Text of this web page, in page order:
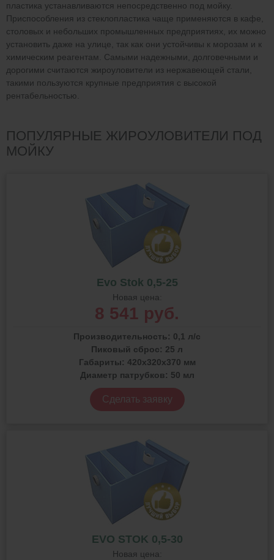
пластика устанавливаются непосредственно под мойку.
Приспособления из стеклопластика чаще применяются в кафе,
столовых и небольших промышленных предприятиях, их можно
установить даже на улице, так как они устойчивы к морозам и к
химическим реагентам. Самыми надежными, долговечными и
дорогими считаются жироуловители из нержавеющей стали,
такими пользуются крупные предприятия с высокой
рентабельностью.
ПОПУЛЯРНЫЕ ЖИРОУЛОВИТЕЛИ ПОД
МОЙКУ
Evo Stok 0,5-25
Новая цена:
8 541 руб.
Производительность: 0,1 л/с
Пиковый сброс: 25 л
Габариты: 420x320x370 мм
Диаметр патрубков: 50 мл
Сделать заявку
EVO STOK 0,5-30
Новая цена: